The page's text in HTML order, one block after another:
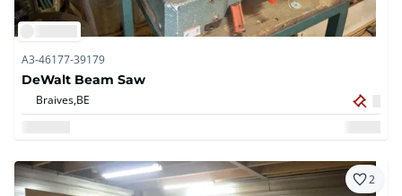
A3-46177-39179
DeWalt Beam Saw
Braives,BE
2